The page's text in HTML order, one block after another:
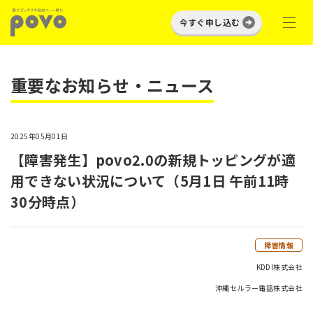
今すぐ申し込む
重要なお知らせ・ニュース
2025年05月01日
【障害発生】povo2.0の新規トッピングが適
用できない状況について（5月1日 午前11時
30分時点）
障害情報
KDDI株式会社
沖縄セルラー電話株式会社